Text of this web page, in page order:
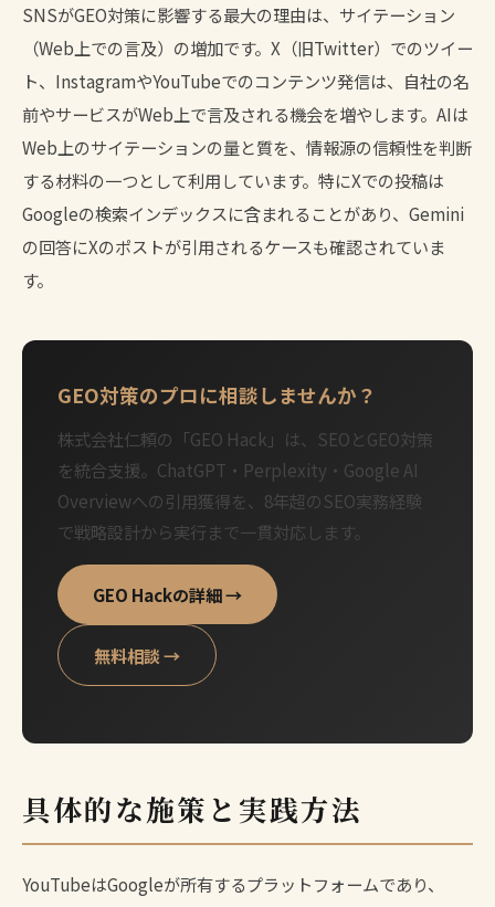
SNSがGEO対策に影響する最大の理由は、サイテーション
（Web上での言及）の増加です。X（旧Twitter）でのツイー
ト、InstagramやYouTubeでのコンテンツ発信は、自社の名
前やサービスがWeb上で言及される機会を増やします。AIは
Web上のサイテーションの量と質を、情報源の信頼性を判断
する材料の一つとして利用しています。特にXでの投稿は
Googleの検索インデックスに含まれることがあり、Gemini
の回答にXのポストが引用されるケースも確認されていま
す。
GEO対策のプロに相談しませんか？
株式会社仁頼の「GEO Hack」は、SEOとGEO対策
を統合支援。ChatGPT・Perplexity・Google AI
Overviewへの引用獲得を、8年超のSEO実務経験
で戦略設計から実行まで一貫対応します。
GEO Hackの詳細 →
無料相談 →
具体的な施策と実践方法
YouTubeはGoogleが所有するプラットフォームであり、